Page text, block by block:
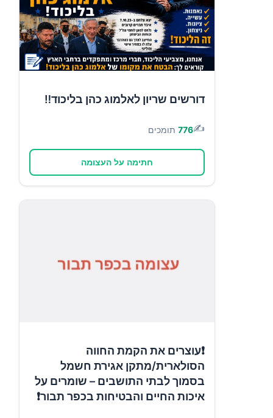
דורשים שריון לאלמוג כהן בליכוד‼️
✍️
776 תומכים
חתימה על העצומה
❗עוצרים את הקמת החווה
הסולארית/מתקן אגירת חשמל
בסמוך לבתי התושבים – שומרים על
איכות החיים והבטיחות בכפר תבור❗